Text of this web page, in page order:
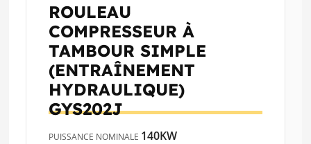
ROULEAU
COMPRESSEUR À
TAMBOUR SIMPLE
(ENTRAÎNEMENT
HYDRAULIQUE)
GYS202J
PUISSANCE NOMINALE 140KW